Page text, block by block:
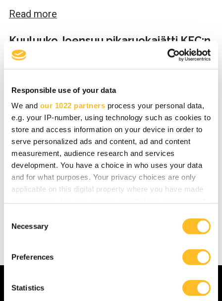
Responsible use of your data
We and our 1022 partners process your personal data,
e.g. your IP-number, using technology such as cookies to
store and access information on your device in order to
serve personalized ads and content, ad and content
measurement, audience research and services
development. You have a choice in who uses your data
and for what purposes. Your privacy choices are only
applicable on this digital property where you have made
the Privacy trigger icon.
Collect information about your geographical
meters
Identify your device by actively scanning it for
e
Necessary
Preferences
Statistics
Read more
Kuuluuko Joensuu pikaruokajätti KFC:n
laajentumissuunnitelmiin? – Näin
vastaa yhtiön toimitusjohtaja
Published16.07.2026
Pikaruokaketju KFC kasvattaa Suomen
ravintolamääräänsä viidellä tämän vuoden loppuun
mennessä. Vuoden 2027 lopussa se tavoittelee
...kertoo, että KFC:n saapuminen Joensuuhun
seuraavan kahden vuoden...
Read more
Upcoming Events